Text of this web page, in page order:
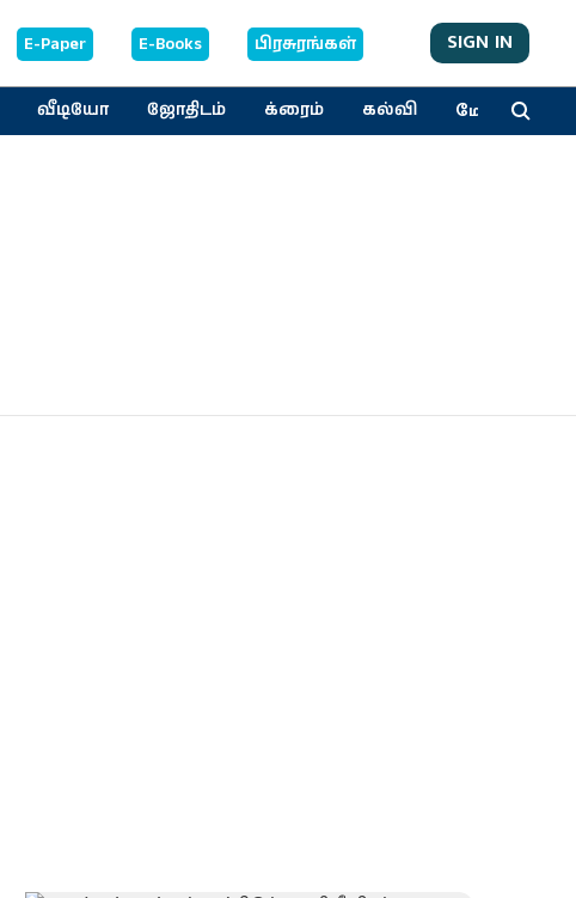
E-Paper E-Books பிரசுரங்கள் SIGN IN
வீடியோ ஜோதிடம் க்ரைம் கல்வி மேலும்